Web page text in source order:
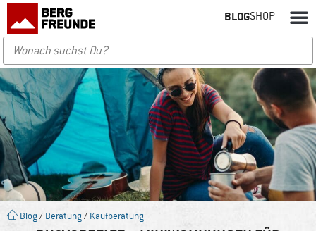
BLOGSHOP
Blog / Beratung / Kaufberatung